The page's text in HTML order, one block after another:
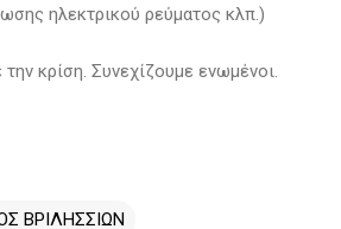
ηλεκτρικού ρεύματος κλπ.)
κρίση. Συνεχίζουμε ενωμένοι.
ΒΡΙΛΗΣΣΙΩΝ